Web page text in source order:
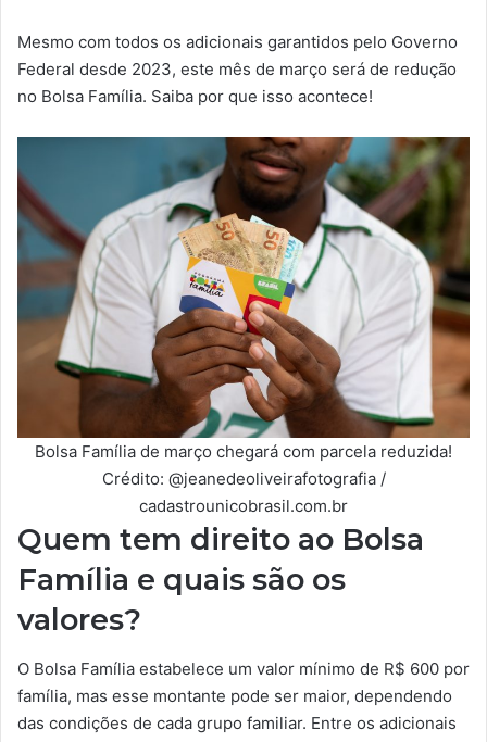
Mesmo com todos os adicionais garantidos pelo Governo
Federal desde 2023, este mês de março será de redução
no Bolsa Família. Saiba por que isso acontece!
Bolsa Família de março chegará com parcela reduzida!
Crédito: @jeanedeoliveirafotografia /
cadastrounicobrasil.com.br
Quem tem direito ao Bolsa
Família e quais são os
valores?
O Bolsa Família estabelece um valor mínimo de R$ 600 por
família, mas esse montante pode ser maior, dependendo
das condições de cada grupo familiar. Entre os adicionais